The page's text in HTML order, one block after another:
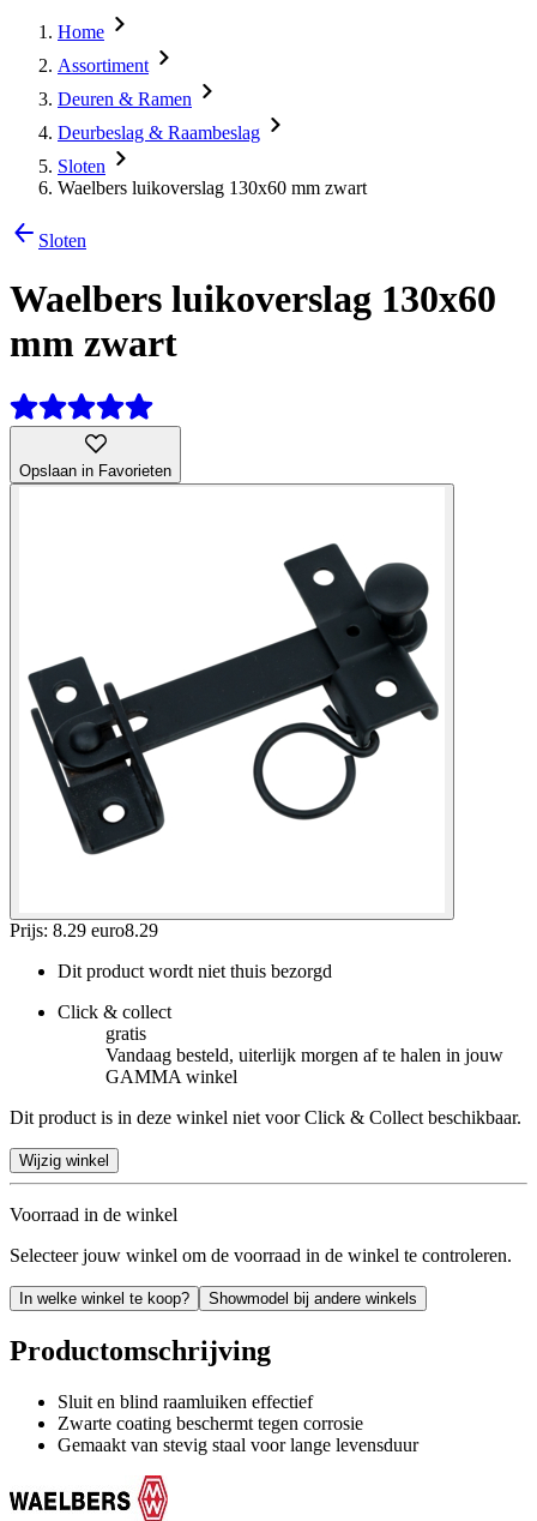
Home
Assortiment
Deuren & Ramen
Deurbeslag & Raambeslag
Sloten
Waelbers luikoverslag 130x60 mm zwart
Sloten
Waelbers luikoverslag 130x60
mm zwart
Opslaan in Favorieten
Prijs: 8.29 euro8.29
Dit product wordt niet thuis bezorgd
Click & collect
gratis
Vandaag besteld, uiterlijk morgen af te halen in jouw
GAMMA winkel
Dit product is in deze winkel niet voor Click & Collect beschikbaar.
Wijzig winkel
Voorraad in de winkel
Selecteer jouw winkel om de voorraad in de winkel te controleren.
In welke winkel te koop? Showmodel bij andere winkels
Productomschrijving
Sluit en blind raamluiken effectief
Zwarte coating beschermt tegen corrosie
Gemaakt van stevig staal voor lange levensduur